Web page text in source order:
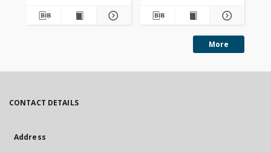
More
CONTACT DETAILS
Address